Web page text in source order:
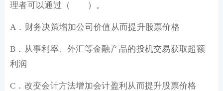
理者可以通过（ ）。
A．财务决策增加公司价值从而提升股票价格
B．从事利率、外汇等金融产品的投机交易获取超额
利润
C．改变会计方法增加会计盈利从而提升股票价格